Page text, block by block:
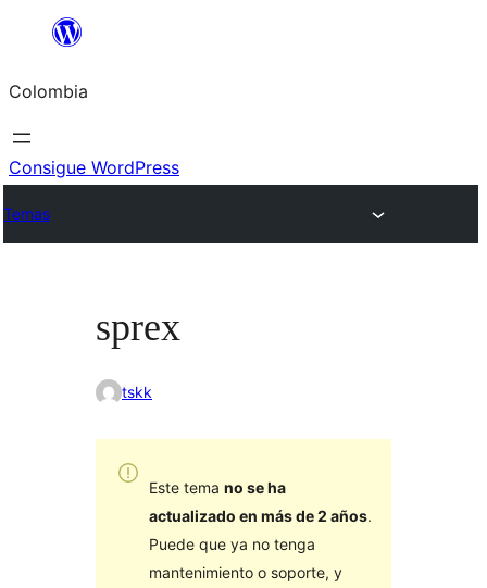
Saltar
contenido
Colombia
Consigue WordPress
Temas
sprex
tskk
Este tema no se ha
actualizado en más de 2 años.
Puede que ya no tenga
mantenimiento o soporte, y